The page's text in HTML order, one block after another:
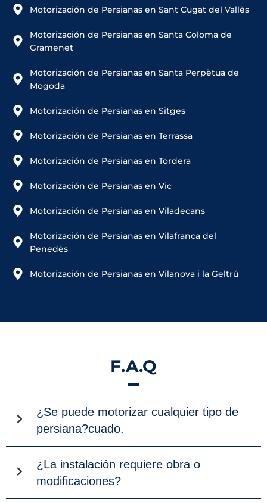
Motorización de Persianas en Sant Cugat del Vallès
Motorización de Persianas en Santa Coloma de
Gramenet
Motorización de Persianas en Santa Perpètua de
Mogoda
Motorización de Persianas en Sitges
Motorización de Persianas en Terrassa
Motorización de Persianas en Tordera
Motorización de Persianas en Vic
Motorización de Persianas en Viladecans
Motorización de Persianas en Vilafranca del
Penedès
Motorización de Persianas en Vilanova i la Geltrú
F.A.Q
¿Se puede motorizar cualquier tipo de
persiana?cuado.
¿La instalación requiere obra o
modificaciones?